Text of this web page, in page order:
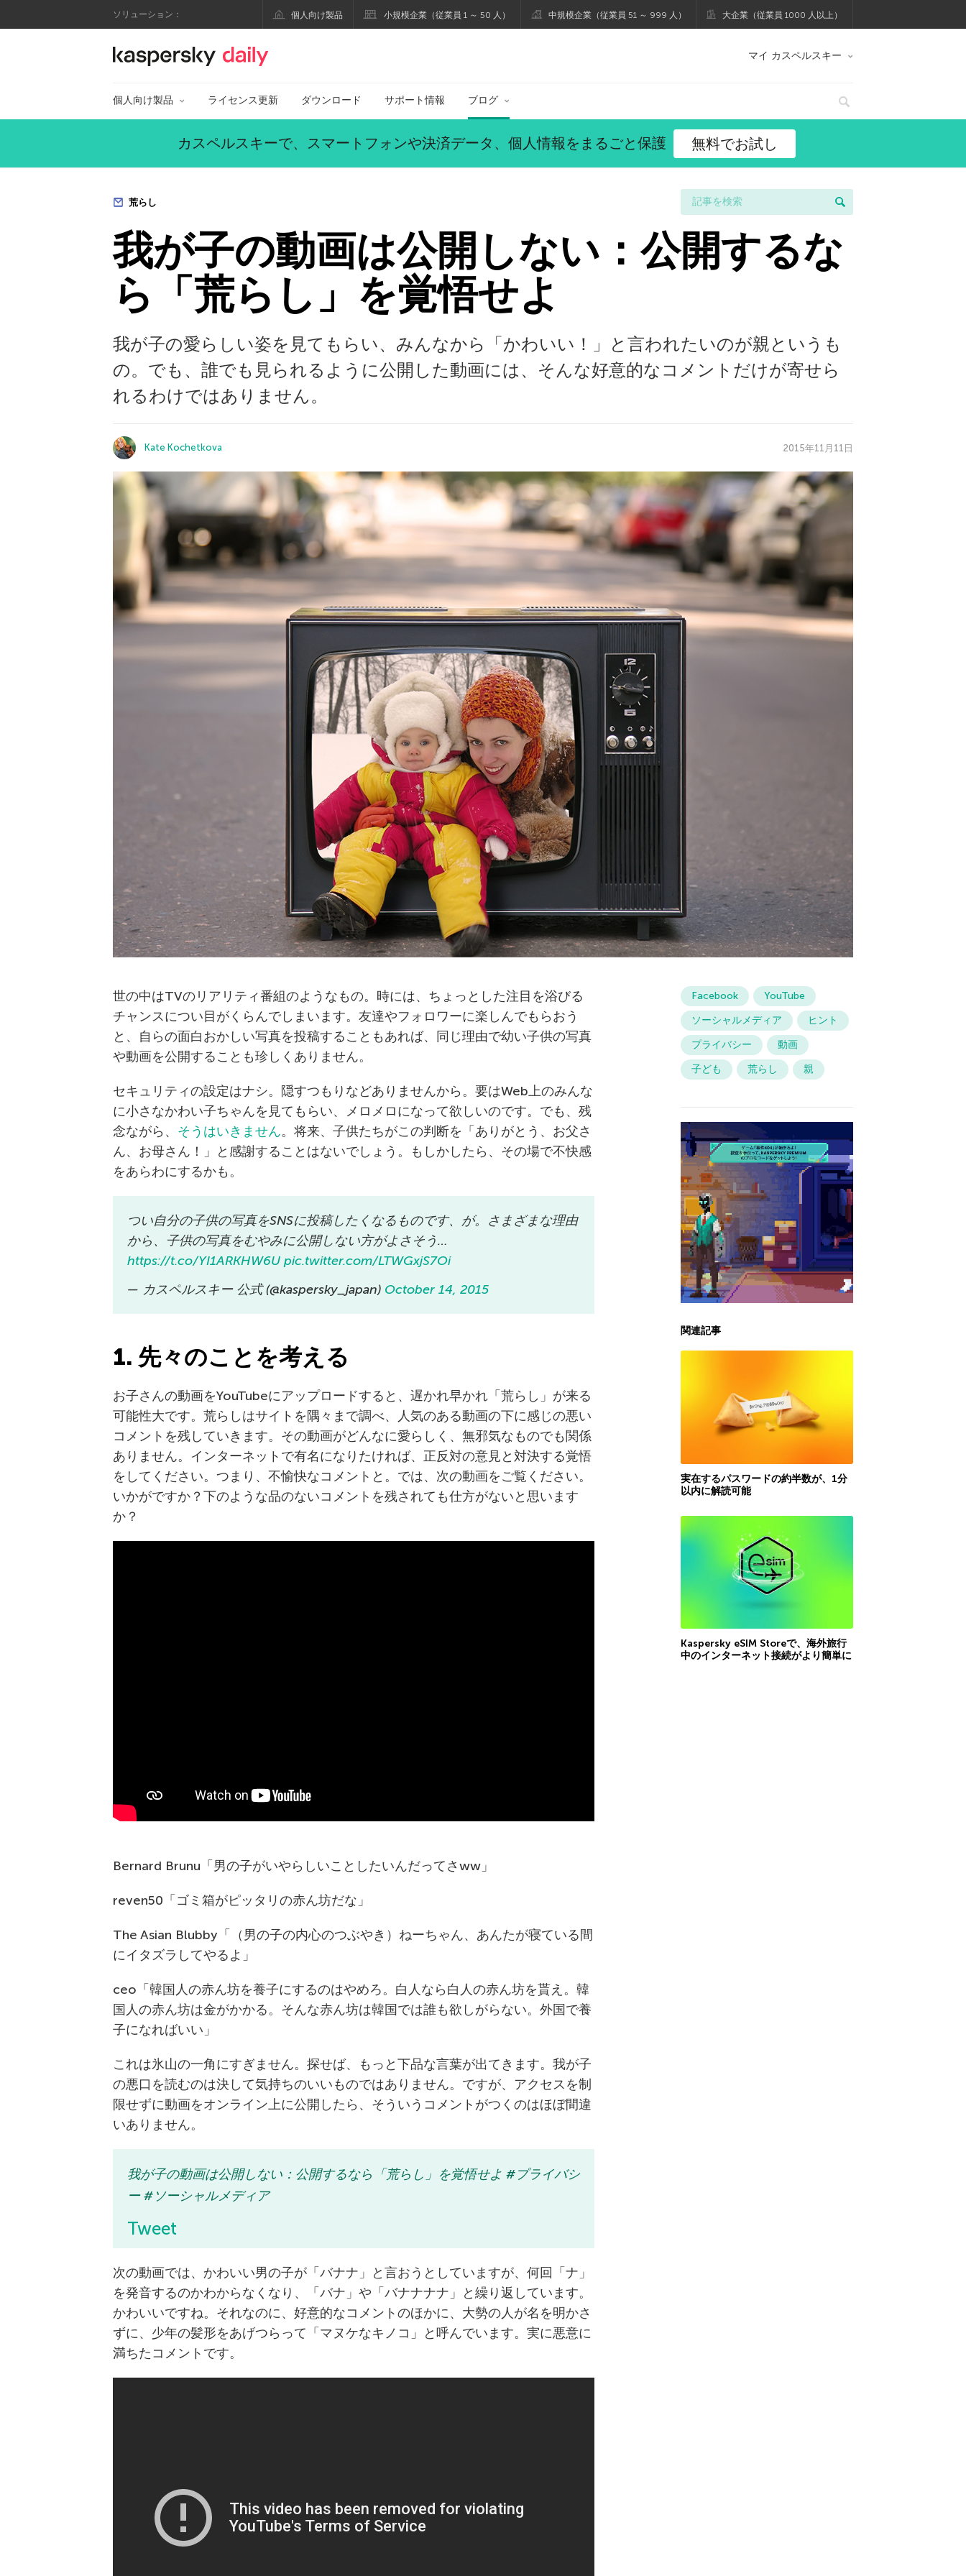
ソリューション： 個人向け製品 小規模企業（従業員 1 ～ 50 人） 中規模企業（従業員 51 ～ 999 人） 大企業（従業員 1000 人以上）
カスペルスキー公式ブログ マイ カスペルスキー
個人向け製品 ライセンス更新 ダウンロード サポート情報 ブログ
カスペルスキーで、スマートフォンや決済データ、個人情報をまるごと保護 無料でお試し
荒らし
我が子の動画は公開しない：公開するな
ら「荒らし」を覚悟せよ
我が子の愛らしい姿を見てもらい、みんなから「かわいい！」と言われたいのが親というも
の。でも、誰でも見られるように公開した動画には、そんな好意的なコメントだけが寄せら
れるわけではありません。
Kate Kochetkova 2015年11月11日
世の中はTVのリアリティ番組のようなもの。時には、ちょっとした注目を浴びる
チャンスについ目がくらんでしまいます。友達やフォロワーに楽しんでもらおう
と、自らの面白おかしい写真を投稿することもあれば、同じ理由で幼い子供の写真
や動画を公開することも珍しくありません。
セキュリティの設定はナシ。隠すつもりなどありませんから。要はWeb上のみんな
に小さなかわい子ちゃんを見てもらい、メロメロになって欲しいのです。でも、残
念ながら、 そうはいきません。将来、子供たちがこの判断を「ありがとう、お父さ
ん、お母さん！」と感謝することはないでしょう。もしかしたら、その場で不快感
をあらわにするかも。
つい自分の子供の写真をSNSに投稿したくなるものです、が。さまざまな理由
から、子供の写真をむやみに公開しない方がよさそう…
https://t.co/YI1ARKHW6U pic.twitter.com/LTWGxjS7Oi
— カスペルスキー 公式 (@kaspersky_japan) October 14, 2015
1. 先々のことを考える
お子さんの動画をYouTubeにアップロードすると、遅かれ早かれ「荒らし」が来る
可能性大です。荒らしはサイトを隅々まで調べ、人気のある動画の下に感じの悪い
コメントを残していきます。その動画がどんなに愛らしく、無邪気なものでも関係
ありません。インターネットで有名になりたければ、正反対の意見と対決する覚悟
をしてください。つまり、不愉快なコメントと。では、次の動画をご覧ください。
いかがですか？下のような品のないコメントを残されても仕方がないと思います
か？
Bernard Brunu「男の子がいやらしいことしたいんだってさww」
reven50「ゴミ箱がピッタリの赤ん坊だな」
The Asian Blubby「（男の子の内心のつぶやき）ねーちゃん、あんたが寝ている間
にイタズラしてやるよ」
ceo「韓国人の赤ん坊を養子にするのはやめろ。白人なら白人の赤ん坊を貰え。韓
国人の赤ん坊は金がかかる。そんな赤ん坊は韓国では誰も欲しがらない。外国で養
子になればいい」
これは氷山の一角にすぎません。探せば、もっと下品な言葉が出てきます。我が子
の悪口を読むのは決して気持ちのいいものではありません。ですが、アクセスを制
限せずに動画をオンライン上に公開したら、そういうコメントがつくのはほぼ間違
いありません。
我が子の動画は公開しない：公開するなら「荒らし」を覚悟せよ #プライバシ
ー #ソーシャルメディア
Tweet
次の動画では、かわいい男の子が「バナナ」と言おうとしていますが、何回「ナ」
を発音するのかわからなくなり、「バナ」や「バナナナナ」と繰り返しています。
かわいいですね。それなのに、好意的なコメントのほかに、大勢の人が名を明かさ
ずに、少年の髪形をあげつらって「マヌケなキノコ」と呼んでいます。実に悪意に
満ちたコメントです。
Facebook
YouTube
ソーシャルメディア
ヒント
プライバシー
動画
子ども
荒らし 親
関連記事
実在するパスワードの約半数が、1分
以内に解読可能
Kaspersky eSIM Storeで、海外旅行
中のインターネット接続がより簡単に